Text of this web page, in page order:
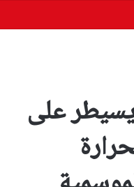
سياسي لـ”حزب الله”
على